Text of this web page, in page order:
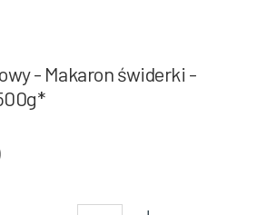
- Makaron świderki -